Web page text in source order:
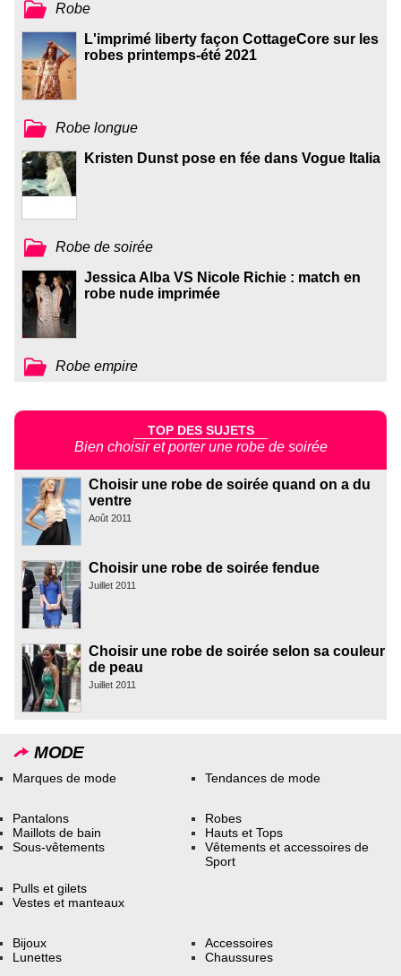
Robe
L'imprimé liberty façon CottageCore sur les
robes printemps-été 2021
Robe longue
Kristen Dunst pose en fée dans Vogue Italia
Robe de soirée
Jessica Alba VS Nicole Richie : match en
robe nude imprimée
Robe empire
TOP DES SUJETS
Bien choisir et porter une robe de soirée
Choisir une robe de soirée quand on a du
ventre
Août 2011
Choisir une robe de soirée fendue
Juillet 2011
Choisir une robe de soirée selon sa couleur
de peau
Juillet 2011
MODE
Marques de mode Tendances de mode
Pantalons
Maillots de bain
Sous-vêtements
Robes
Hauts et Tops
Vêtements et accessoires de
Sport
Pulls et gilets
Vestes et manteaux
Bijoux
Lunettes
Accessoires
Chaussures